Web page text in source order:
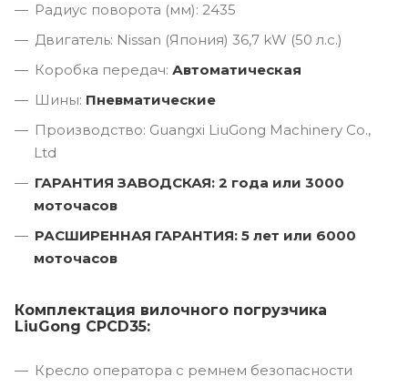
Радиус поворота (мм): 2435
Двигатель: Nissan (Япония) 36,7 kW (50 л.с.)
Коробка передач: Автоматическая
Шины: Пневматические
Производство: Guangxi LiuGong Machinery Co.,
Ltd
ГАРАНТИЯ ЗАВОДСКАЯ: 2 года или 3000
моточасов
РАСШИРЕННАЯ ГАРАНТИЯ: 5 лет или 6000
моточасов
Комплектация вилочного погрузчика
LiuGong CPCD35:
Кресло оператора с ремнем безопасности